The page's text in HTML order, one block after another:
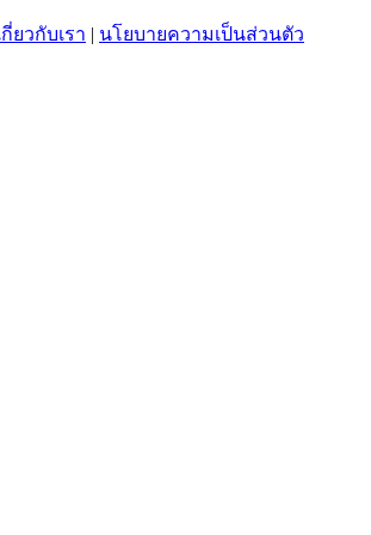
กี่ยวกับเรา | นโยบายความเป็นส่วนตัว